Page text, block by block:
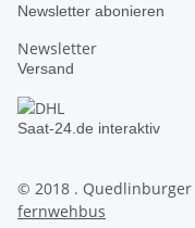
Newsletter abonieren
Newsletter
Versand
Saat-24.de interaktiv
© 2018 . Quedlinburger
fernwehbus